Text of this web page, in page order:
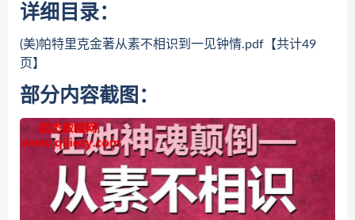
详细目录：
(美)帕特里克金著从素不相识到一见钟情.pdf【共计49
页】
部分内容截图：